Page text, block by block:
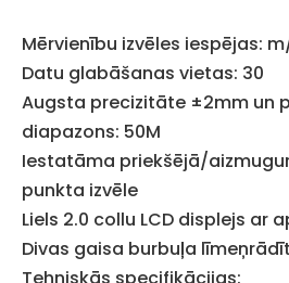
Mērvienību izvēles iespējas:
Datu glabāšanas vietas: 30
Augsta precizitāte ±2mm un
diapazons: 50M
Iestatāma priekšējā/
punkta izvēle
Liels 2.0 collu LCD displejs ar
Divas gaisa burbuļa